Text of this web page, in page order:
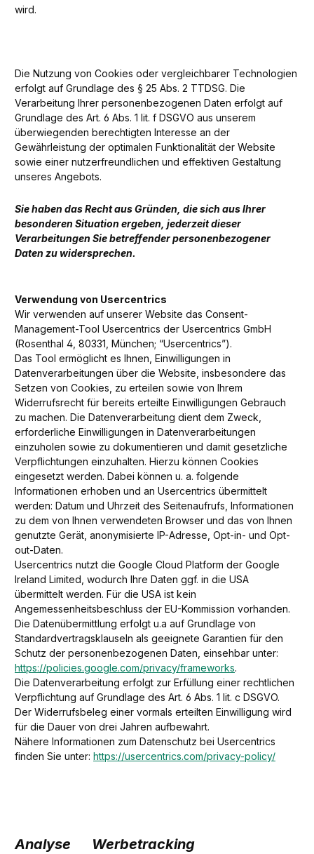
wird.
Die Nutzung von Cookies oder vergleichbarer Technologien
erfolgt auf Grundlage des § 25 Abs. 2 TTDSG. Die
Verarbeitung Ihrer personenbezogenen Daten erfolgt auf
Grundlage des Art. 6 Abs. 1 lit. f DSGVO aus unserem
überwiegenden berechtigten Interesse an der
Gewährleistung der optimalen Funktionalität der Website
sowie einer nutzerfreundlichen und effektiven Gestaltung
unseres Angebots.
Sie haben das Recht aus Gründen, die sich aus Ihrer
besonderen Situation ergeben, jederzeit dieser
Verarbeitungen Sie betreffender personenbezogener
Daten zu widersprechen.
Verwendung von Usercentrics
Wir verwenden auf unserer Website das Consent-
Management-Tool Usercentrics der Usercentrics GmbH
(Rosenthal 4, 80331, München; “Usercentrics”).
Das Tool ermöglicht es Ihnen, Einwilligungen in
Datenverarbeitungen über die Website, insbesondere das
Setzen von Cookies, zu erteilen sowie von Ihrem
Widerrufsrecht für bereits erteilte Einwilligungen Gebrauch
zu machen. Die Datenverarbeitung dient dem Zweck,
erforderliche Einwilligungen in Datenverarbeitungen
einzuholen sowie zu dokumentieren und damit gesetzliche
Verpflichtungen einzuhalten. Hierzu können Cookies
eingesetzt werden. Dabei können u. a. folgende
Informationen erhoben und an Usercentrics übermittelt
werden: Datum und Uhrzeit des Seitenaufrufs, Informationen
zu dem von Ihnen verwendeten Browser und das von Ihnen
genutzte Gerät, anonymisierte IP-Adresse, Opt-in- und Opt-
out-Daten.
Usercentrics nutzt die Google Cloud Platform der Google
Ireland Limited, wodurch Ihre Daten ggf. in die USA
übermittelt werden. Für die USA ist kein
Angemessenheitsbeschluss der EU-Kommission vorhanden.
Die Datenübermittlung erfolgt u.a auf Grundlage von
Standardvertragsklauseln als geeignete Garantien für den
Schutz der personenbezogenen Daten, einsehbar unter:
https://policies.google.com/privacy/frameworks.
Die Datenverarbeitung erfolgt zur Erfüllung einer rechtlichen
Verpflichtung auf Grundlage des Art. 6 Abs. 1 lit. c DSGVO.
Der Widerrufsbeleg einer vormals erteilten Einwilligung wird
für die Dauer von drei Jahren aufbewahrt.
Nähere Informationen zum Datenschutz bei Usercentrics
finden Sie unter: https://usercentrics.com/privacy-policy/
Analyse Werbetracking